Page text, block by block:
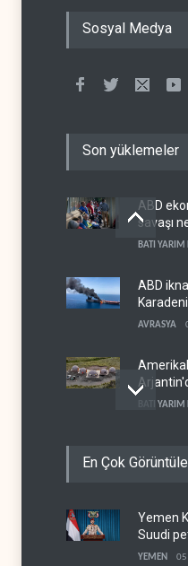
Sosyal Medya
Son yüklemeler
ABD
savaşı
istihdam
BATI YARIM
ABD
AVRASYA
BATI YARIM
ABD
Hava
En Çok
Yemen
Suudi
YEMEN 05